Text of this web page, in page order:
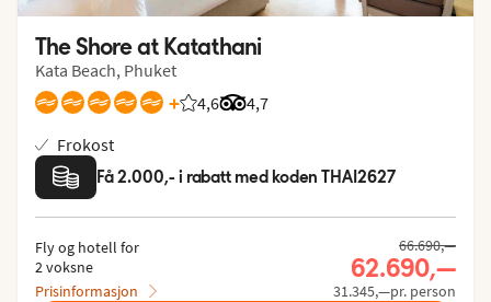
The Shore at Katathani
Kata Beach, Phuket
+ 4,6
Vurdering fra Vings gjester: 4.6/5
4,7
Vurdering fra Tripadvisor: 4.7 of 5
Frokost
Få 2.000,- i rabatt med koden THAI2627
Fly og hotell for
2 voksne
Prisinformasjon
66.690,—
62.690,—
31.345,—pr. person